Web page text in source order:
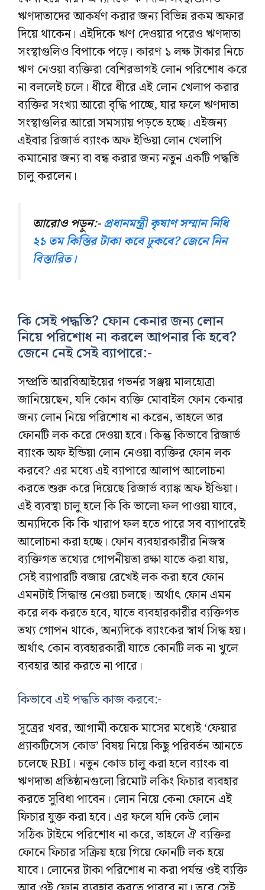
ঋণদাতাদের আকর্ষণ করার জন্য বিভিন্ন রকম অফার
দিয়ে থাকেন। এইদিকে ঋণ দেওয়ার পরেও ঋণদাতা
সংস্থাগুলিও বিপাকে পড়ে। কারণ ১ লক্ষ টাকার নিচে
ঋণ নেওয়া ব্যক্তিরা বেশিরভাগই লোন পরিশোধ করে
না বললেই চলে। ধীরে ধীরে এই লোন খেলাপ করার
ব্যক্তির সংখ্যা আরো বৃদ্ধি পাচ্ছে, যার ফলে ঋণদাতা
সংস্থাগুলির আরো সমস্যায় পড়তে হচ্ছে। এইজন্য
এইবার রিজার্ভ ব্যাংক অফ ইন্ডিয়া লোন খেলাপি
কমানোর জন্য বা বন্ধ করার জন্য নতুন একটি পদ্ধতি
চালু করলেন।
আরোও পড়ুন:-প্রধানমন্ত্রী কৃষাণ সম্মান নিধি
২১ তম কিস্তির টাকা কবে ঢুকবে? জেনে নিন
বিস্তারিত।
কি সেই পদ্ধতি? ফোন কেনার জন্য লোন
নিয়ে পরিশোধ না করলে আপনার কি হবে?
জেনে নেই সেই ব্যাপারে:-
সম্প্রতি আরবিআইয়ের গভর্নর সঞ্জয় মালহোত্রা
জানিয়েছেন, যদি কোন ব্যক্তি মোবাইল ফোন কেনার
জন্য লোন নিয়ে পরিশোধ না করেন, তাহলে তার
ফোনটি লক করে দেওয়া হবে। কিন্তু কিভাবে রিজার্ভ
ব্যাংক অফ ইন্ডিয়া লোন নেওয়া ব্যক্তির ফোন লক
করবে? এর মধ্যে এই ব্যাপারে আলাপ আলোচনা
করতে শুরু করে দিয়েছে রিজার্ভ ব্যাঙ্ক অফ ইন্ডিয়া।
এই ব্যবস্থা চালু হলে কি কি ভালো ফল পাওয়া যাবে,
অন্যদিকে কি কি খারাপ ফল হতে পারে সব ব্যাপারেই
আলোচনা করা হচ্ছে। ফোন ব্যবহারকারীর নিজস্ব
ব্যক্তিগত তথ্যের গোপনীয়তা রক্ষা যাতে করা যায়,
সেই ব্যাপারটি বজায় রেখেই লক করা হবে ফোন
এমনটাই সিদ্ধান্ত নেওয়া চলছে। অর্থাৎ ফোন এমন
করে লক করতে হবে, যাতে ব্যবহারকারীর ব্যক্তিগত
তথ্য গোপন থাকে, অন্যদিকে ব্যাংকের স্বার্থ সিদ্ধ হয়।
অর্থাৎ কোন ব্যবহারকারী যাতে কোনটি লক না খুলে
ব্যবহার আর করতে না পারে।
কিভাবে এই পদ্ধতি কাজ করবে:-
সূত্রের খবর, আগামী কয়েক মাসের মধ্যেই ‘ফেয়ার
প্র্যাকটিসেস কোড’ বিষয় নিয়ে কিছু পরিবর্তন আনতে
চলেছে RBI। নতুন কোড চালু করা হলে ব্যাংক বা
ঋণদাতা প্রতিষ্ঠানগুলো রিমোট লকিং ফিচার ব্যবহার
করতে সুবিধা পাবেন। লোন নিয়ে কেনা ফোনে এই
ফিচার যুক্ত করা হবে। এর ফলে যদি কেউ লোন
সঠিক টাইমে পরিশোধ না করে, তাহলে ঐ ব্যক্তির
ফোনে ফিচার সক্রিয় হয়ে গিয়ে ফোনটি লক হয়ে
যাবে। লোনের টাকা পরিশোধ না করা পর্যন্ত ওই ব্যক্তি